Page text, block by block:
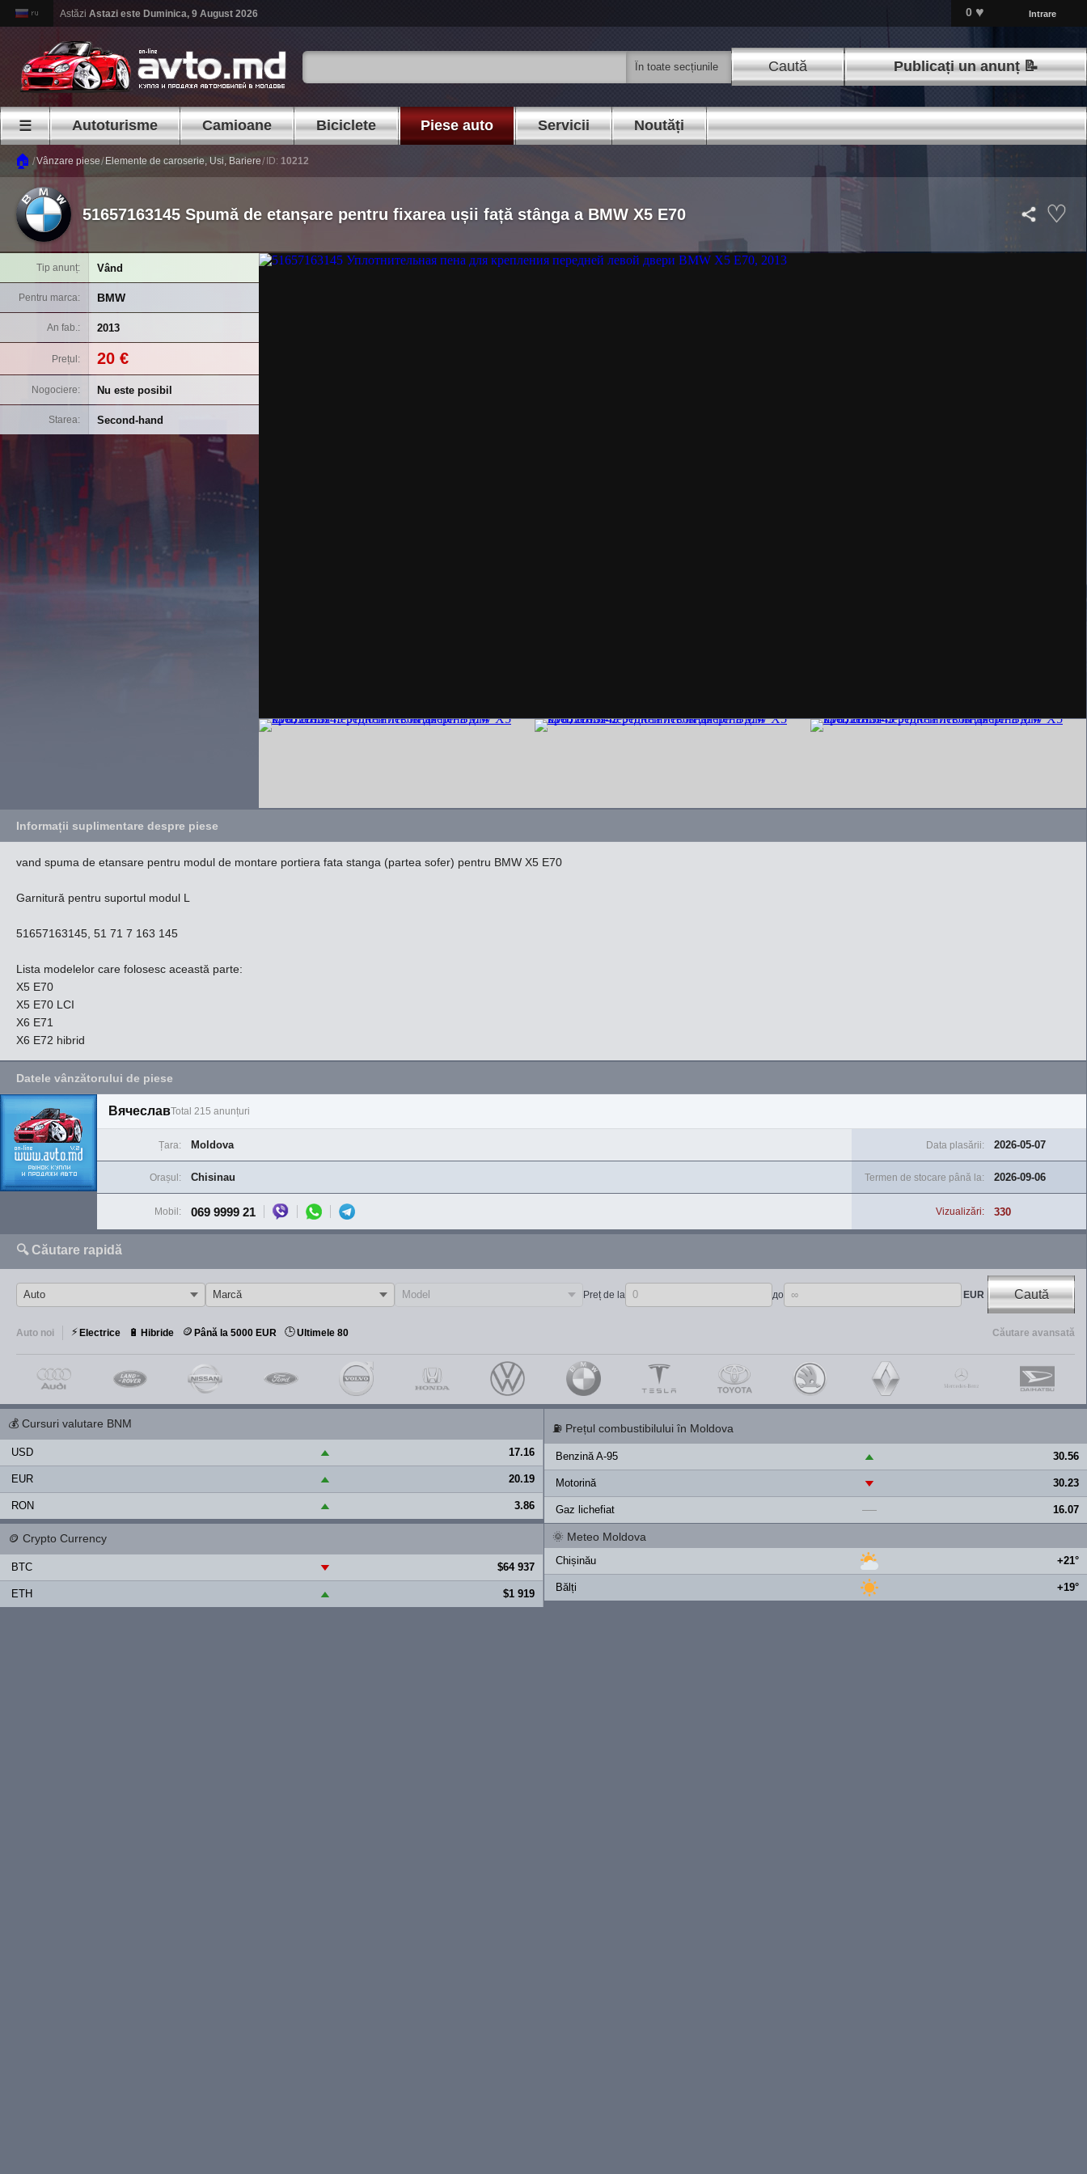
Astăzi Astazi este Duminica, 9 August 2026 0 ♥ Intrare
Caută Publicați un anunț 📝
☰ Autoturisme Camioane Biciclete Piese auto Servicii Noutăți
🏠 /Vânzare piese/ Elemente de caroserie, Usi, Bariere/ ID: 10212
51657163145 Spumă de etanșare pentru fixarea ușii față stânga a BMW X5 E70
Tip anunț Vând
Pentru marca BMW
An fab. 2013
Prețul 20 €
Nogociere Nu este posibil
Starea Second-hand
Informații suplimentare despre piese
vand spuma de etansare pentru modul de montare portiera fata stanga (partea sofer) pentru BMW X5 E70
Garnitură pentru suportul modul L
51657163145, 51 71 7 163 145
Lista modelelor care folosesc această parte:
X5 E70
X5 E70 LCI
X6 E71
X6 E72 hibrid
Datele vânzătorului de piese
ВячеславTotal 215 anunțuri
Țara: Moldova Data plasării: 2026-05-07
Orașul: Chisinau Termen de stocare până la: 2026-09-06
Mobil: 069 9999 21 Vizualizări: 330
🔍 Căutare rapidă
Preț de la до EUR Caută
Auto noi ⚡ Electrice 🔋 Hibride 🪙 Până la 5000 EUR 🕒Ultimele 80 Căutare avansată
💰 Cursuri valutare BNM
USD ▲ 17.16
EUR ▲ 20.19
RON ▲ 3.86
⛽ Prețul combustibilului în Moldova
Benzină A-95 ▲ 30.56
Motorină ▼ 30.23
Gaz lichefiat — 16.07
🪙 Crypto Currency
BTC ▼ $64 937
ETH ▲ $1 919
🌞 Meteo Moldova
Chișinău +21°
Bălți +19°